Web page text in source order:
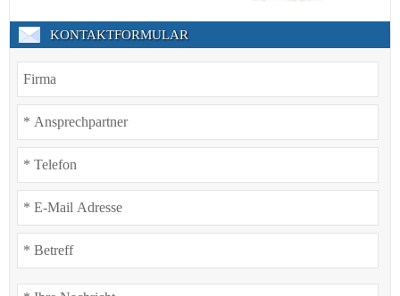
KONTAKTFORMULAR